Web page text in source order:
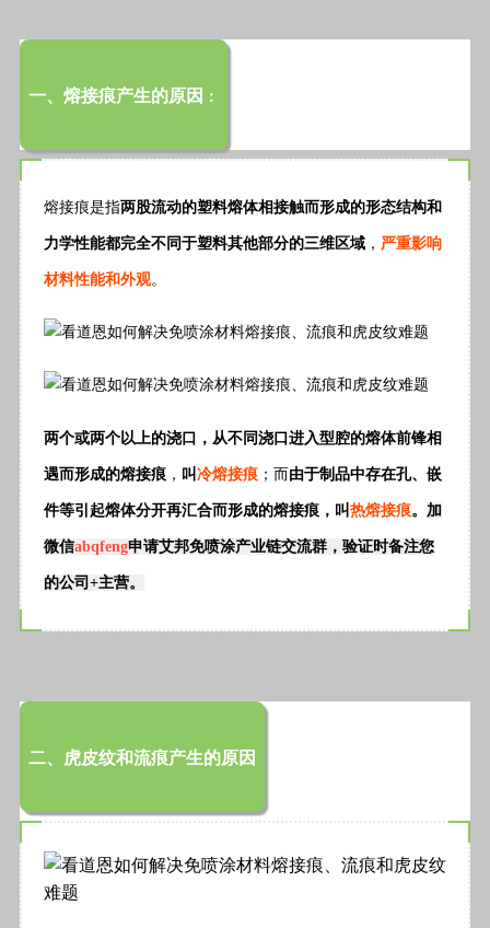
一、熔接痕产生的原因 ：
熔接痕是指两股流动的塑料熔体相接触而形成的形态结构和
力学性能都完全不同于塑料其他部分的三维区域 ， 严重影响
材料性能和外观。
两个或两个以上的浇口，从不同浇口进入型腔的熔体前锋相
遇而形成的熔接痕 ， 叫 冷熔接痕 ；而 由于制品中存在孔、嵌
件等引起熔体分开再汇合而形成的熔接痕，叫 热熔接痕。 加
微信abqfeng申请艾邦免喷涂产业链交流群，验证时备注您
的公司+主营。
二、虎皮纹和流痕产生的原因